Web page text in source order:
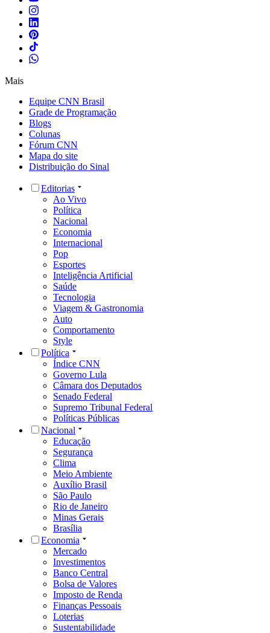
Mais
Equipe CNN Brasil
Grade de Programação
Blogs
Colunas
Fórum CNN
Mapa do site
Distribuição do Sinal
Editorias
Ao Vivo
Política
Nacional
Economia
Internacional
Pop
Esportes
Inteligência Artificial
Saúde
Tecnologia
Viagem & Gastronomia
Auto
Comportamento
Style
Política
Índice CNN
Governo Lula
Câmara dos Deputados
Senado Federal
Supremo Tribunal Federal
Políticas Públicas
Nacional
Educação
Segurança
Clima
Meio Ambiente
Auxílio Brasil
São Paulo
Rio de Janeiro
Minas Gerais
Brasília
Economia
Mercado
Investimentos
Banco Central
Bolsa de Valores
Imposto de Renda
Finanças Pessoais
Loterias
Sustentabilidade